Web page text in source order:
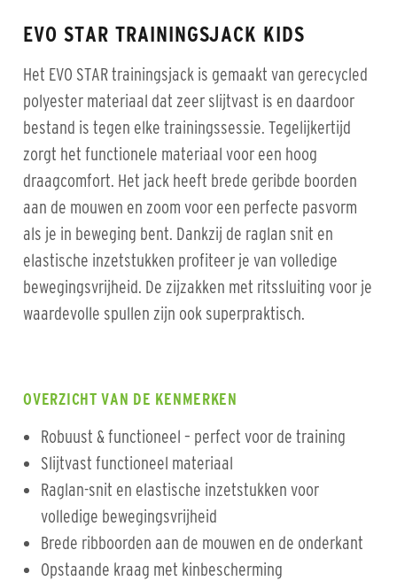
EVO STAR TRAININGSJACK KIDS
Het EVO STAR trainingsjack is gemaakt van gerecycled
polyester materiaal dat zeer slijtvast is en daardoor
bestand is tegen elke trainingssessie. Tegelijkertijd
zorgt het functionele materiaal voor een hoog
draagcomfort. Het jack heeft brede geribde boorden
aan de mouwen en zoom voor een perfecte pasvorm
als je in beweging bent. Dankzij de raglan snit en
elastische inzetstukken profiteer je van volledige
bewegingsvrijheid. De zijzakken met ritssluiting voor je
waardevolle spullen zijn ook superpraktisch.
OVERZICHT VAN DE KENMERKEN
Robuust & functioneel – perfect voor de training
Slijtvast functioneel materiaal
Raglan-snit en elastische inzetstukken voor
volledige bewegingsvrijheid
Brede ribboorden aan de mouwen en de onderkant
Opstaande kraag met kinbescherming